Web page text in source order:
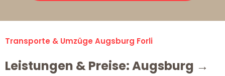
Transporte & Umzüge Augsburg Forli
Leistungen & Preise: Augsburg →